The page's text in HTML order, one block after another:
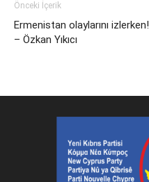
Önceki İçerik
Ermenistan olaylarını izlerken!
– Özkan Yıkıcı